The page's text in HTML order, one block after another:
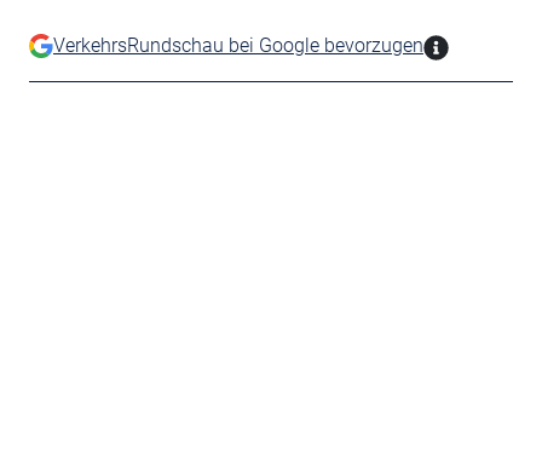
VerkehrsRundschau bei Google bevorzugen